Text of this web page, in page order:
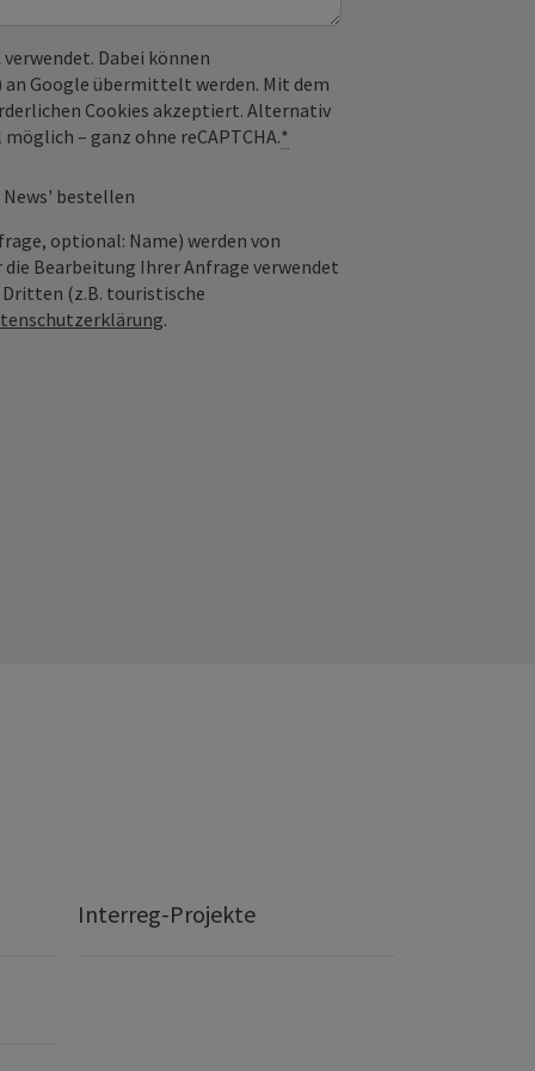
Dabei können
an Google übermittelt werden. Mit dem
Cookies akzeptiert. Alternativ
– ganz ohne reCAPTCHA.*
bestellen
optional: Name) werden von
Bearbeitung Ihrer Anfrage verwendet
Dritten (z.B. touristische
.
Interreg-Projekte